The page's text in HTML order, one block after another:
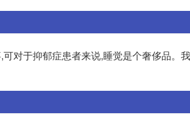
对于抑郁症患者来说,睡觉是个奢侈品。